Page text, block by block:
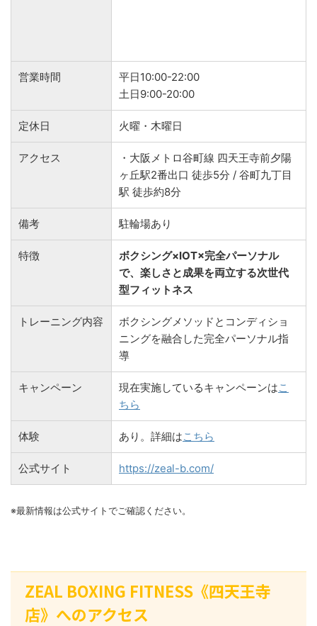
営業時間
平日10:00-22:00
土日9:00-20:00
定休日 火曜・木曜日
アクセス
・大阪メトロ谷町線 四天王寺前夕陽
ヶ丘駅2番出口 徒歩5分 / 谷町九丁目
駅 徒歩約8分
備考 駐輪場あり
特徴
ボクシング×IOT×完全パーソナル
で、楽しさと成果を両立する次世代
型フィットネス
トレーニング内容
ボクシングメソッドとコンディショ
ニングを融合した完全パーソナル指
導
キャンペーン 現在実施しているキャンペーンはこ
ちら
体験 あり。詳細はこちら
公式サイト https://zeal-b.com/
※最新情報は公式サイトでご確認ください。
ZEAL BOXING FITNESS《四天王寺
店》へのアクセス